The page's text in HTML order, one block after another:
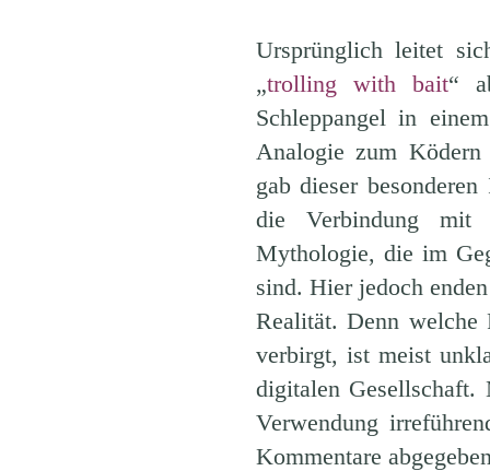
Ursprünglich leitet
„trolling with bait“
Schleppangel in
Analogie zum
gab dieser
die Verbindung mit
Mythologie, die im
sind. Hier jedoch
Realität. Denn welche
verbirgt, ist meist
digitalen
Verwendung
Kommentare